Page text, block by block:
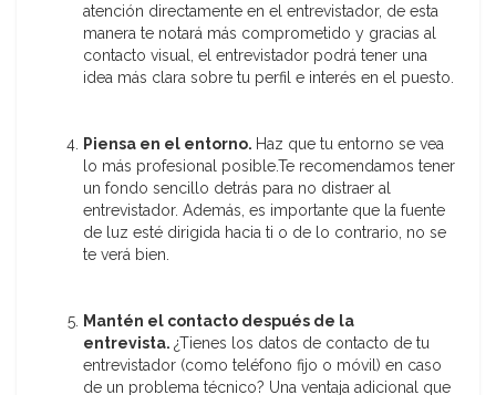
atención directamente en el entrevistador, de esta
manera te notará más comprometido y gracias al
contacto visual, el entrevistador podrá tener una
idea más clara sobre tu perfil e interés en el puesto.
Piensa en el entorno. Haz que tu entorno se vea
lo más profesional posible.Te recomendamos tener
un fondo sencillo detrás para no distraer al
entrevistador. Además, es importante que la fuente
de luz esté dirigida hacia ti o de lo contrario, no se
te verá bien.
Mantén el contacto después de la
entrevista. ¿Tienes los datos de contacto de tu
entrevistador (como teléfono fijo o móvil) en caso
de un problema técnico? Una ventaja adicional que